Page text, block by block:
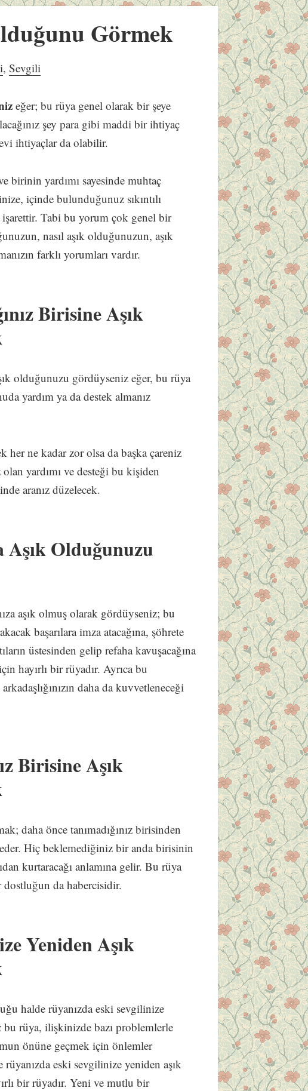
Görmek
,Sevgili
eğer; bu rüya genel olarak bir şeye
şey para gibi maddi bir ihtiyaç
ihtiyaçlar da olabilir.
birinin yardımı sayesinde muhtaç
içinde bulunduğunuz sıkıntılı
Tabi bu yorum çok genel bir
nasıl aşık olduğunuzun, aşık
farklı yorumları vardır.
Birisine Aşık
olduğunuzu gördüyseniz eğer, bu rüya
yardım ya da destek almanız
her ne kadar zor olsa da başka çareniz
yardımı ve desteği bu kişiden
aranız düzelecek.
Aşık Olduğunuzu
aşık olmuş olarak gördüyseniz; bu
başarılara imza atacağına, şöhrete
üstesinden gelip refaha kavuşacağına
hayırlı bir rüyadır. Ayrıca bu
daha da kuvvetleneceği
Birisine Aşık
daha önce tanımadığınız birisinden
Hiç beklemediğiniz bir anda birisinin
kurtaracağı anlamına gelir. Bu rüya
dostluğun da habercisidir.
Yeniden Aşık
halde rüyanızda eski sevgilinize
rüya, ilişkinizde bazı problemlerle
önüne geçmek için önlemler
eski sevgilinize yeniden aşık
bir rüyadır. Yeni ve mutlu bir